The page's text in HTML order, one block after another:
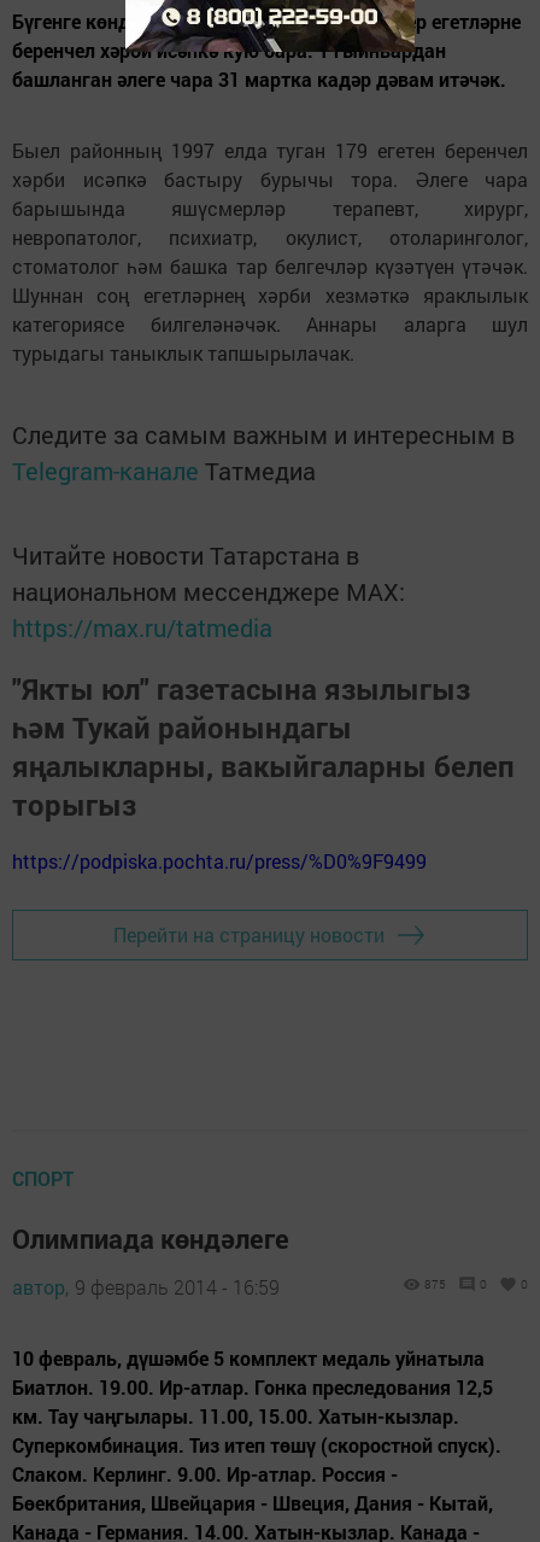
Бүгенге көндә хәрби комиссариатта яшүсмер егетләрне
беренчел хәрби исәпкә кую бара. 1 гыйнвардан
башланган әлеге чара 31 мартка кадәр дәвам итәчәк.
Быел районның 1997 елда туган 179 егетен беренчел
хәрби исәпкә бастыру бурычы тора. Әлеге чара
барышында яшүсмерләр терапевт, хирург,
невропатолог, психиатр, окулист, отоларинголог,
стоматолог һәм башка тар белгечләр күзәтүен үтәчәк.
Шуннан соң егетләрнең хәрби хезмәткә яраклылык
категориясе билгеләнәчәк. Аннары аларга шул
турыдагы таныклык тапшырылачак.
Следите за самым важным и интересным в
Telegram-канале Татмедиа
Читайте новости Татарстана в
национальном мессенджере MАХ:
https://max.ru/tatmedia
"Якты юл" газетасына язылыгыз
һәм Тукай районындагы
яңалыкларны, вакыйгаларны белеп
торыгыз
https://podpiska.pochta.ru/press/%D0%9F9499
Перейти на страницу новости
СПОРТ
Олимпиада көндәлеге
автор, 9 февраль 2014 - 16:59 875 0 0
10 февраль, дүшәмбе 5 комплект медаль уйнатыла
Биатлон. 19.00. Ир-атлар. Гонка преследования 12,5
км. Тау чаңгылары. 11.00, 15.00. Хатын-кызлар.
Суперкомбинация. Тиз итеп төшү (скоростной спуск).
Слаком. Керлинг. 9.00. Ир-атлар. Россия -
Бөекбритания, Швейцария - Швеция, Дания - Кытай,
Канада - Германия. 14.00. Хатын-кызлар. Канада -